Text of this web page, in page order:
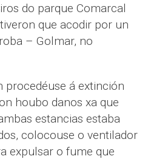
do parque Comarcal
que acodir por un
– Golmar, no
procedéuse á extinción
houbo danos xa que
estancias estaba
colocouse o ventilador
expulsar o fume que